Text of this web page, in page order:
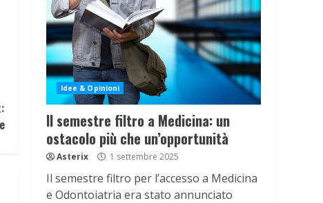
Idee & Opinioni
Il semestre filtro a Medicina: un
ostacolo più che un’opportunità
Asterix 1 settembre 2025
Il semestre filtro per l’accesso a Medicina
e Odontoiatria era stato annunciato